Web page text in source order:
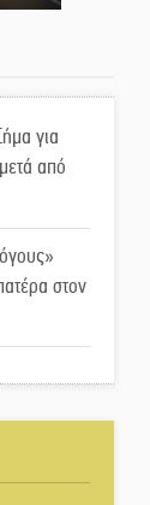
για
από
στον
2026: